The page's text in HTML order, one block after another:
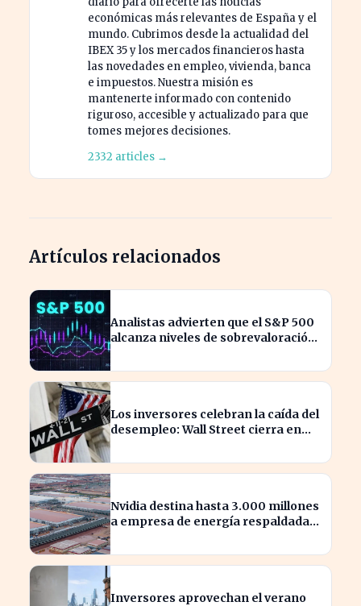
económicas más relevantes de España y el
mundo. Cubrimos desde la actualidad del
IBEX 35 y los mercados financieros hasta
las novedades en empleo, vivienda, banca
e impuestos. Nuestra misión es
mantenerte informado con contenido
riguroso, accesible y actualizado para que
tomes mejores decisiones.
2332 articles →
Artículos relacionados
Analistas advierten que el S&P 500
alcanza niveles de sobrevaloración
Los inversores celebran la caída del
desempleo: Wall Street cierra en
Nvidia destina hasta 3.000 millones
a empresa de energía respaldada
Inversores aprovechan el verano